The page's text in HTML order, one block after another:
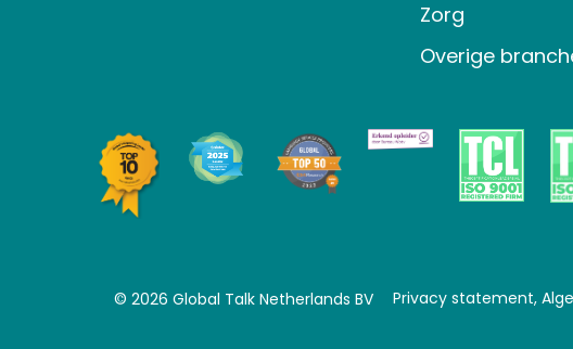
Zorg
Overige
© 2026 Global Talk Netherlands BV Privacy statement,